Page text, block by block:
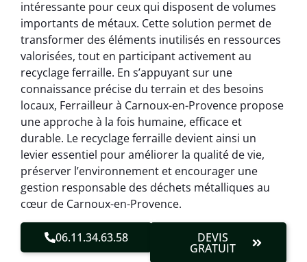
intéressante pour ceux qui disposent de volumes
importants de métaux. Cette solution permet de
transformer des éléments inutilisés en ressources
valorisées, tout en participant activement au
recyclage ferraille. En s’appuyant sur une
connaissance précise du terrain et des besoins
locaux, Ferrailleur à Carnoux-en-Provence propose
une approche à la fois humaine, efficace et
durable. Le recyclage ferraille devient ainsi un
levier essentiel pour améliorer la qualité de vie,
préserver l’environnement et encourager une
gestion responsable des déchets métalliques au
cœur de Carnoux-en-Provence.
06.11.34.63.58 DEVIS
GRATUIT